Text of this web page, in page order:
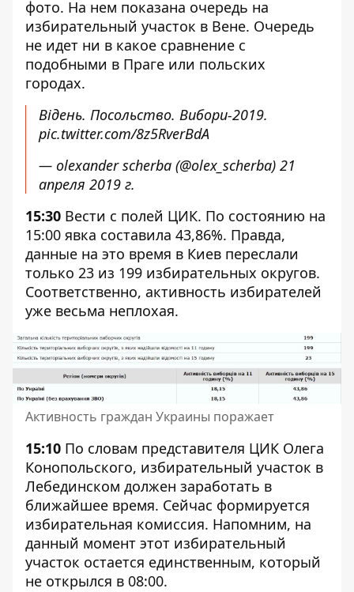
фото. На нем показана очередь на
избирательный участок в Вене. Очередь
не идет ни в какое сравнение с
подобными в Праге или польских
городах.
Відень. Посольство. Вибори-2019.
pic.twitter.com/8z5RverBdA
— olexander scherba (@olex_scherba) 21
апреля 2019 г.
15:30 Вести с полей ЦИК. По состоянию на
15:00 явка составила 43,86%. Правда,
данные на это время в Киев переслали
только 23 из 199 избирательных округов.
Соответственно, активность избирателей
уже весьма неплохая.
Активность граждан Украины поражает
15:10 По словам представителя ЦИК Олега
Конопольского, избирательный участок в
Лебединском должен заработать в
ближайшее время. Сейчас формируется
избирательная комиссия. Напомним, на
данный момент этот избирательный
участок остается единственным, который
не открылся в 08:00.